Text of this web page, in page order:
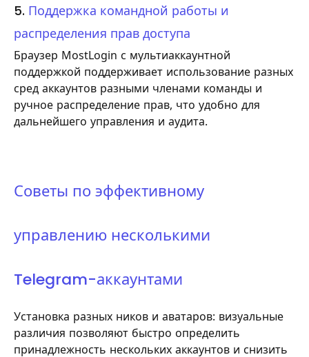
5. Поддержка командной работы и
распределения прав доступа
Браузер MostLogin с мультиаккаунтной
поддержкой поддерживает использование разных
сред аккаунтов разными членами команды и
ручное распределение прав, что удобно для
дальнейшего управления и аудита.
Советы по эффективному
управлению несколькими
Telegram-аккаунтами
Установка разных ников и аватаров: визуальные
различия позволяют быстро определить
принадлежность нескольких аккаунтов и снизить